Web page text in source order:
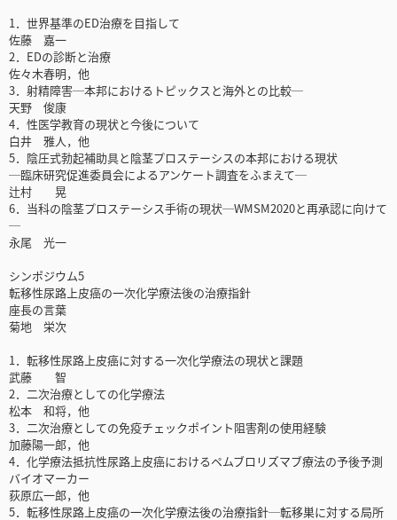
1．世界基準のED治療を目指して
佐藤 嘉一
2．EDの診断と治療
佐々木春明，他
3．射精障害─本邦におけるトピックスと海外との比較─
天野 俊康
4．性医学教育の現状と今後について
白井 雅人，他
5．陰圧式勃起補助具と陰茎プロステーシスの本邦における現状
─臨床研究促進委員会によるアンケート調査をふまえて─
辻村 晃
6．当科の陰茎プロステーシス手術の現状─WMSM2020と再承認に向けて
─
永尾 光一
シンポジウム5
転移性尿路上皮癌の一次化学療法後の治療指針
座長の言葉
菊地 栄次
1．転移性尿路上皮癌に対する一次化学療法の現状と課題
武藤 智
2．二次治療としての化学療法
松本 和将，他
3．二次治療としての免疫チェックポイント阻害剤の使用経験
加藤陽一郎，他
4．化学療法抵抗性尿路上皮癌におけるペムブロリズマブ療法の予後予測
バイオマーカー
荻原広一郎，他
5．転移性尿路上皮癌の一次化学療法後の治療指針─転移巣に対する局所